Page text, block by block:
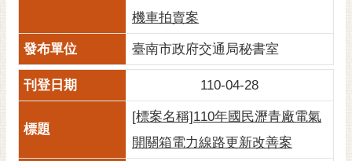
機車拍賣案
臺南市政府交通局秘書室
110-04-28
[標案名稱]110年國民瀝青廠電氣
開關箱電力線路更新改善案